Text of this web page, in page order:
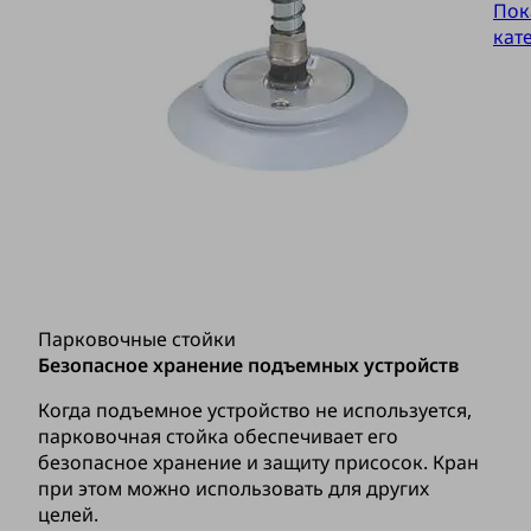
Парковочные стойки
Безопасное хранение подъемных устройств
Когда подъемное устройство не используется,
парковочная стойка обеспечивает его
безопасное хранение и защиту присосок. Кран
при этом можно использовать для других
целей.